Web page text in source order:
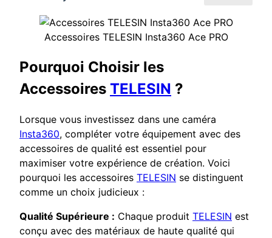
Accessoires TELESIN Insta360 Ace PRO
Pourquoi Choisir les
Accessoires TELESIN ?
Lorsque vous investissez dans une caméra
Insta360, compléter votre équipement avec des
accessoires de qualité est essentiel pour
maximiser votre expérience de création. Voici
pourquoi les accessoires TELESIN se distinguent
comme un choix judicieux :
Qualité Supérieure : Chaque produit TELESIN est
conçu avec des matériaux de haute qualité qui